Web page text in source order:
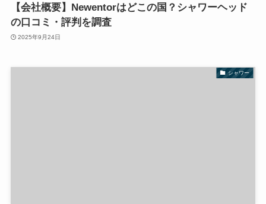
【会社概要】Newentorはどこの国？シャワーヘッド
の口コミ・評判を調査
2025年9月24日
シャワー